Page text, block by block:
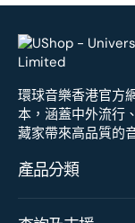
環球音樂香港官方
本，涵蓋中外流行
藏家帶來高品質的
產品分類